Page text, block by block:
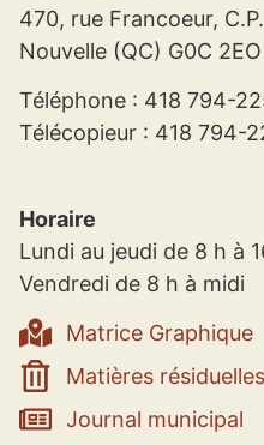
470, rue Francoeur,
Nouvelle (QC) G0C 2EO
Téléphone : 418 794-
Télécopieur : 418 794-
Horaire
Lundi au jeudi de 8 h à
Vendredi de 8 h à midi
Matrice Graphique
Matières résiduelles
Journal municipal